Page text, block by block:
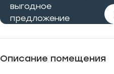
выгодное
предложение
Описание помещения